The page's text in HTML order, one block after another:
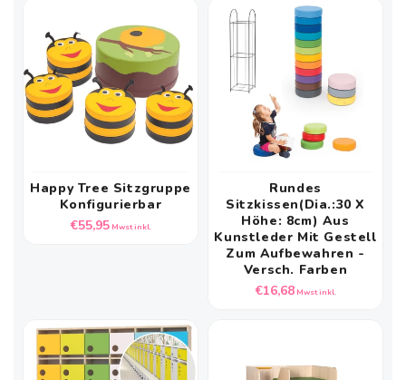
Happy Tree Sitzgruppe
Konfigurierbar
Normaler
€55,95Mwst inkl.
Rundes
Sitzkissen(Dia.:30 X
Höhe: 8cm) Aus
Kunstleder Mit Gestell
Zum Aufbewahren -
Versch. Farben
Normaler
€16,68Mwst inkl.